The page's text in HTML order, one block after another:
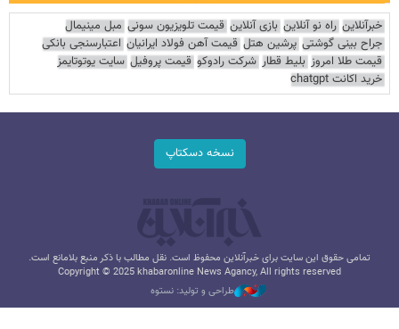
خبرآنلاین راه نو آنلاین بازی آنلاین قیمت تلویزیون سونی مبل مینیمال
جراح بینی گوشتی پرشین هتل قیمت آهن فولاد ایرانیان اعتبارسنجی بانکی
قیمت طلا امروز بلیط قطار شرکت رادوکو قیمت پروفیل سایت یوتوتایمز
خرید اکانت chatgpt
نسخه دسکتاپ
تمامی حقوق این سایت برای خبرآنلاین محفوظ است. نقل مطالب با ذکر منبع بلامانع است.
Copyright © 2025 khabaronline News Agancy, All rights reserved
طراحی و تولید: نستوه